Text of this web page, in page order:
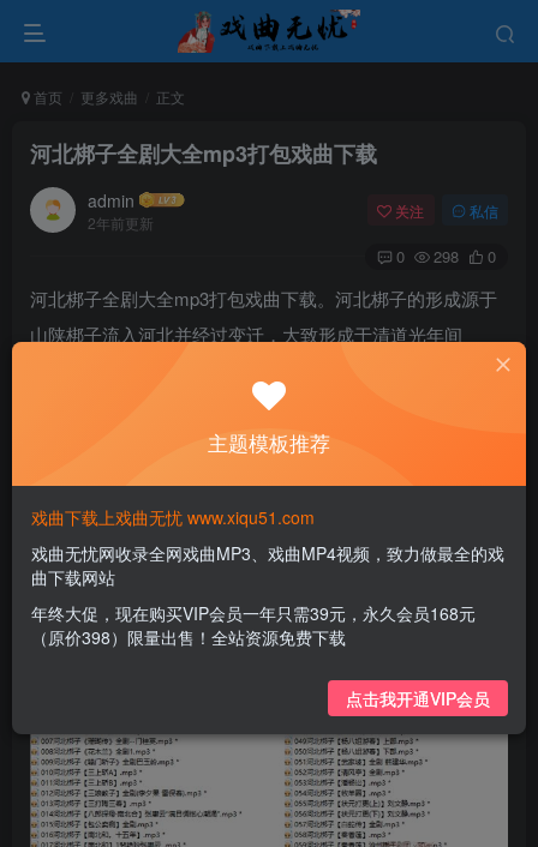
首页 更多戏曲 正文
河北梆子全剧大全mp3打包戏曲下载
admin
2年前更新
关注 私信
0 298 0
河北梆子全剧大全mp3打包戏曲下载。河北梆子的形成源于
山陕梆子流入河北并经过变迁，大致形成于清道光年间
腔、乱弹、西部等，有时也被称为弋阳梆子。河北梆子的唱
腔包括生、旦、丑三行。生行的小生、武生通常使用老生唱
则使用青衣唱腔，也很少演唱大慢板；净行有一套自成体系
的基本板式，包括小慢板、二六、尖板、流水等，但并不是
十分完备；丑行也有一套自成体系的唱腔，除了没有大慢板
外，其他板式都齐全。
主题模板推荐
戏曲下载上戏曲无忧 www.xiqu51.com
戏曲无忧网收录全网戏曲MP3、戏曲MP4视频，致力做最全的戏
曲下载网站
年终大促，现在购买VIP会员一年只需39元，永久会员168元
（原价398）限量出售！全站资源免费下载
点击我开通VIP会员